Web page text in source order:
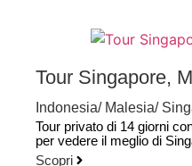
Tour Singapore,
Indonesia/ Malesia/
Tour privato di 14 giorni
per vedere il meglio di
Scopri